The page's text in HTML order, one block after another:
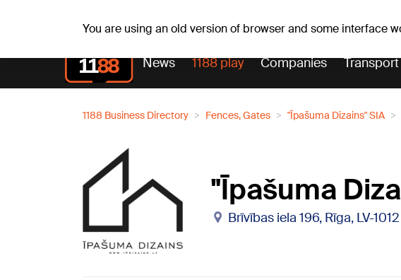
You are using an old version of browser and some interface
News 1188 play Companies Transport
1188 Business Directory Fences, Gates "Īpašuma Dizains" SIA
"Īpašuma
Brīvības iela 196, Rīga, LV-1012